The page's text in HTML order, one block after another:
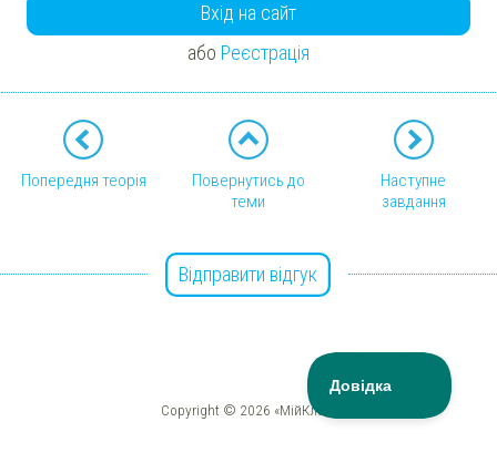
Вхід на сайт
або Реєстрація
Попередня теорія
Повернутись до
теми
Наступне
завдання
Відправити відгук
Copyright © 2026 «МійКлас»